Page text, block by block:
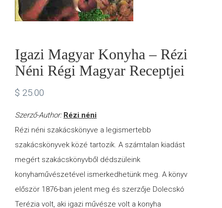
US
Igazi Magyar Konyha – Rézi
Néni Régi Magyar Receptjei
$ 25.00
Szerző-Author: Rézi néni
Rézi néni szakácskönyve a legismertebb
szakácskönyvek közé tartozik. A számtalan kiadást
megért szakácskönyvből dédszüleink
konyhaművészetével ismerkedhetünk meg. A könyv
először 1876-ban jelent meg és szerzője Dolecskó
Terézia volt, aki igazi művésze volt a konyha